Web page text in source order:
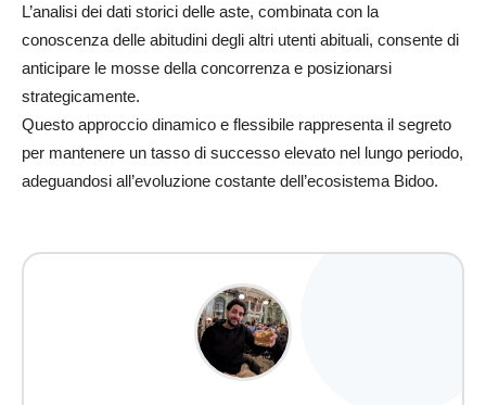
L’analisi dei dati storici delle aste, combinata con la
conoscenza delle abitudini degli altri utenti abituali, consente di
anticipare le mosse della concorrenza e posizionarsi
strategicamente.
Questo approccio dinamico e flessibile rappresenta il segreto
per mantenere un tasso di successo elevato nel lungo periodo,
adeguandosi all’evoluzione costante dell’ecosistema Bidoo.